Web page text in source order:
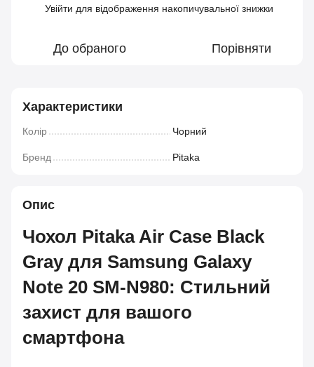
Увійти для відображення накопичувальної знижки
До обраного Порівняти
Характеристики
Колір Чорний
Бренд Pitaka
Опис
Чохол Pitaka Air Case Black
Gray для Samsung Galaxy
Note 20 SM-N980: Стильний
захист для вашого
смартфона